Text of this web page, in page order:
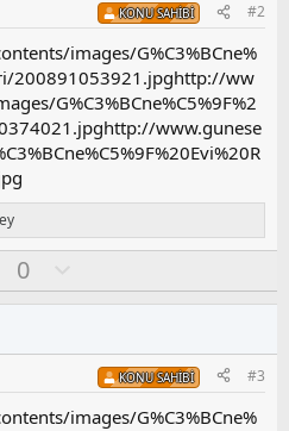
KONU SAHIBI #2
images/G%C3%BCne%
200891053921.jpghttp://ww
G%C3%BCne%C5%9F%2
www.gunese
0
l
s
u
z
KONU SAHIBI #3
images/G%C3%BCne%